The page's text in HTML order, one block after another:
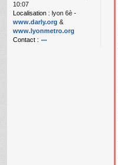
10:07
Localisation : lyon 6è -
www.darly.org &
www.lyonmetro.org
Contact :